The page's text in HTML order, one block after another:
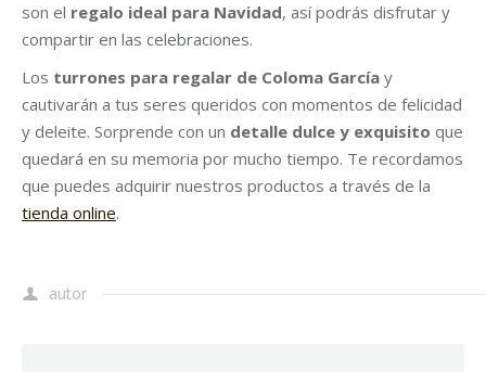
son el regalo ideal para Navidad, así podrás disfrutar y
compartir en las celebraciones.
Los turrones para regalar de Coloma García y
cautivarán a tus seres queridos con momentos de felicidad
y deleite. Sorprende con un detalle dulce y exquisito que
quedará en su memoria por mucho tiempo. Te recordamos
que puedes adquirir nuestros productos a través de la
tienda online.
autor